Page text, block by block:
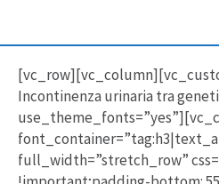
Incontinenza urinaria tra
full_width=”stretch_row”